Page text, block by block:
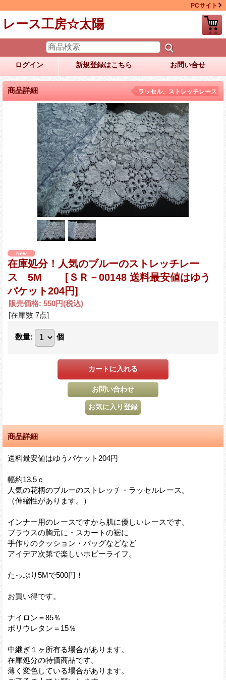
PCサイト
レース工房☆太陽
ログイン 新規登録はこちら お問い合せ
商品詳細 ラッセル、ストレッチレース
在庫処分！人気のブルーのストレッチレー
ス 5M [ＳＲ－00148 送料最安値はゆう
パケット204円]
販売価格: 550円(税込)
[在庫数 7点]
数量: 個
商品詳細
送料最安値はゆうパケット204円
幅約13.5ｃ
人気の花柄のブルーのストレッチ・ラッセルレース。
（伸縮性があります。）
インナー用のレースですから肌に優しいレースです。
ブラウスの胸元に・スカートの裾に
手作りのクッション・バッグなどなど
アイデア次第で楽しいホビーライフ。
たっぷり5Mで500円！
お買い得です。
ナイロン＝85％
ポリウレタン＝15％
中継ぎ１ヶ所有る場合があります。
在庫処分の特価商品です。
薄く変色している場合があります。